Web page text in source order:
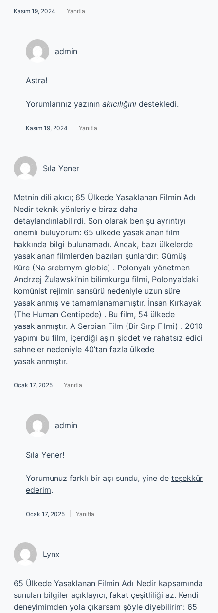
Kasım 19, 2024 Yanıtla
admin
Astra!
Yorumlarınız yazının akıcılığını destekledi.
Kasım 19, 2024 Yanıtla
Sıla Yener
Metnin dili akıcı; 65 Ülkede Yasaklanan Filmin Adı
Nedir teknik yönleriyle biraz daha
detaylandırılabilirdi. Son olarak ben şu ayrıntıyı
önemli buluyorum: 65 ülkede yasaklanan film
hakkında bilgi bulunamadı. Ancak, bazı ülkelerde
yasaklanan filmlerden bazıları şunlardır: Gümüş
Küre (Na srebrnym globie) . Polonyalı yönetmen
Andrzej Żuławski’nin bilimkurgu filmi, Polonya’daki
komünist rejimin sansürü nedeniyle uzun süre
yasaklanmış ve tamamlanamamıştır. İnsan Kırkayak
(The Human Centipede) . Bu film, 54 ülkede
yasaklanmıştır. A Serbian Film (Bir Sırp Filmi) . 2010
yapımı bu film, içerdiği aşırı şiddet ve rahatsız edici
sahneler nedeniyle 40’tan fazla ülkede
yasaklanmıştır.
Ocak 17, 2025 Yanıtla
admin
Sıla Yener!
Yorumunuz farklı bir açı sundu, yine de teşekkür
ederim.
Ocak 17, 2025 Yanıtla
Lynx
65 Ülkede Yasaklanan Filmin Adı Nedir kapsamında
sunulan bilgiler açıklayıcı, fakat çeşitliliği az. Kendi
deneyimimden yola çıkarsam şöyle diyebilirim: 65